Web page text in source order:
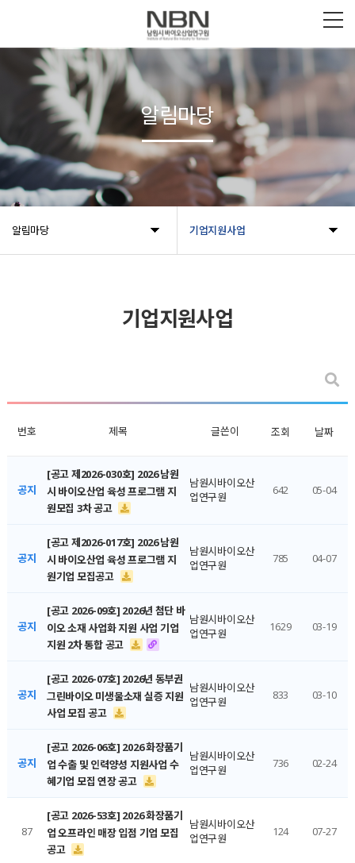
알림마당 기업지원사업
알림마당
기업지원사업
번호 제목 글쓴이 조회 날짜
공지
[공고 제2026-030호] 2026 남원
시 바이오산업 육성 프로그램 지
원모집 3차 공고
남원시바이오산
업연구원
642 05-04
공지
[공고 제2026-017호] 2026 남원
시 바이오산업 육성 프로그램 지
원기업 모집공고
남원시바이오산
업연구원
785 04-07
공지
[공고 2026-09호] 2026년 첨단 바
이오 소재 사업화 지원 사업 기업
지원 2차 통합 공고
남원시바이오산
업연구원
1629 03-19
공지
[공고 2026-07호] 2026년 동부권
그린바이오 미생물소재 실증 지원
사업 모집 공고
남원시바이오산
업연구원
833 03-10
공지
[공고 2026-06호] 2026 화장품기
업 수출 및 인력양성 지원사업 수
혜기업 모집 연장 공고
남원시바이오산
업연구원
736 02-24
87
[공고 2026-53호] 2026 화장품기
업 오프라인 매장 입점 기업 모집
공고
남원시바이오산
업연구원
124 07-27